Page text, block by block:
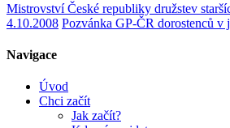
Mistrovství České republiky družstev
4.10.2008 Pozvánka GP-ČR dorostenců v
Navigace
Úvod
Chci začít
Jak začít?